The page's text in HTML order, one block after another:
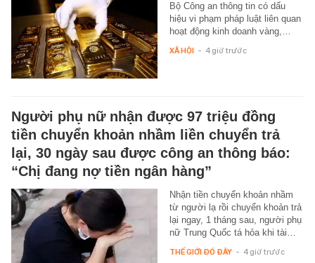
Bộ Công an thông tin có dấu
hiệu vi phạm pháp luật liên quan
hoạt động kinh doanh vàng,…
XÃ HỘI - 4 giờ trước
Người phụ nữ nhận được 97 triệu đồng
tiền chuyển khoản nhầm liền chuyển trả
lại, 30 ngày sau được công an thông báo:
“Chị đang nợ tiền ngân hàng”
Nhận tiền chuyển khoản nhầm
từ người lạ rồi chuyển khoản trả
lại ngay, 1 tháng sau, người phụ
nữ Trung Quốc tá hỏa khi tài…
THẾ GIỚI ĐÓ ĐÂY - 4 giờ trước